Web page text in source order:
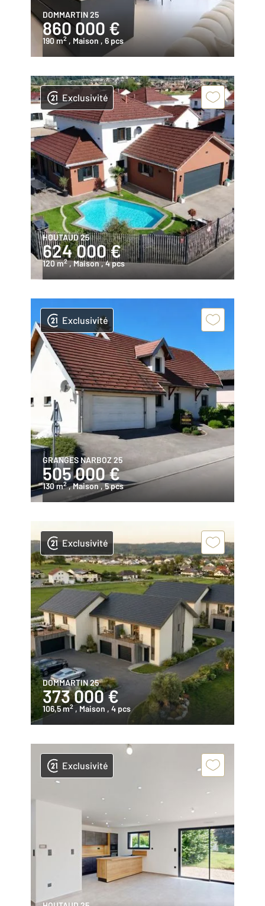
DOMMARTIN 25
860 000 €
190 m2 , Maison , 6 pcs
Exclusivité
HOUTAUD 25
624 000 €
120 m2 , Maison, 4 pcs
Exclusivité
GRANGES NARBOZ 25
505 000 €
130 m2 , Maison, 5 pcs
Exclusivité
DOMMARTIN 25
373 000 €
106,5 m2 , Maison , 4 pcs
Exclusivité